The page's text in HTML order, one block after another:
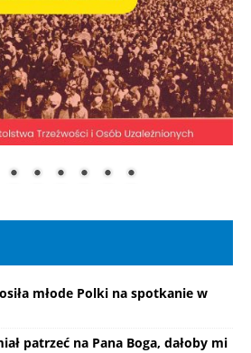
młode Polki na spotkanie w
patrzeć na Pana Boga, dałoby mi